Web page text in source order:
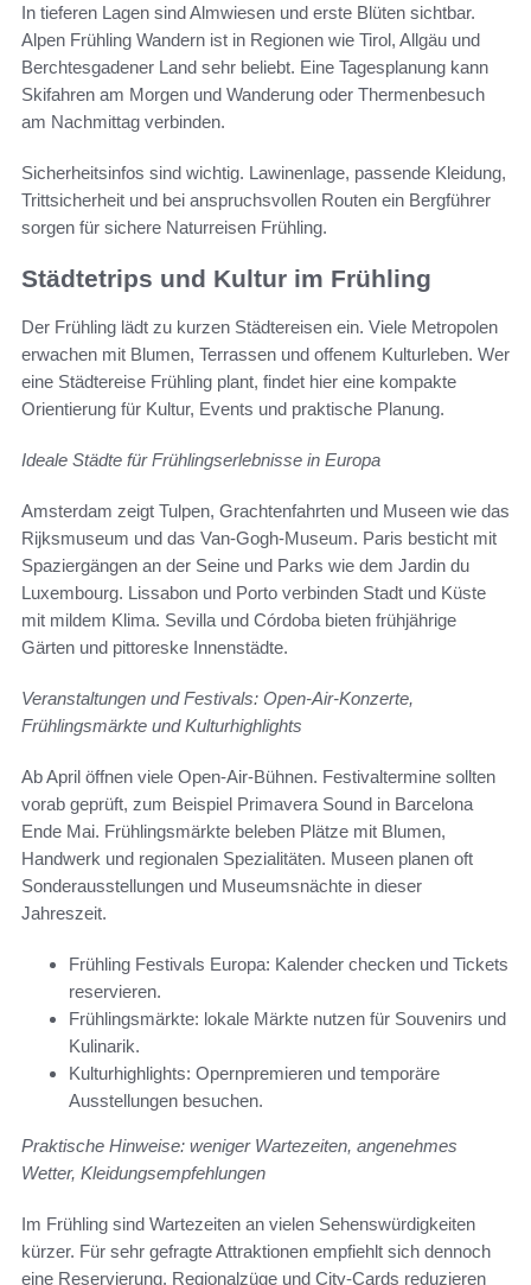
In tieferen Lagen sind Almwiesen und erste Blüten sichtbar.
Alpen Frühling Wandern ist in Regionen wie Tirol, Allgäu und
Berchtesgadener Land sehr beliebt. Eine Tagesplanung kann
Skifahren am Morgen und Wanderung oder Thermenbesuch
am Nachmittag verbinden.
Sicherheitsinfos sind wichtig. Lawinenlage, passende Kleidung,
Trittsicherheit und bei anspruchsvollen Routen ein Bergführer
sorgen für sichere Naturreisen Frühling.
Städtetrips und Kultur im Frühling
Der Frühling lädt zu kurzen Städtereisen ein. Viele Metropolen
erwachen mit Blumen, Terrassen und offenem Kulturleben. Wer
eine Städtereise Frühling plant, findet hier eine kompakte
Orientierung für Kultur, Events und praktische Planung.
Ideale Städte für Frühlingserlebnisse in Europa
Amsterdam zeigt Tulpen, Grachtenfahrten und Museen wie das
Rijksmuseum und das Van-Gogh-Museum. Paris besticht mit
Spaziergängen an der Seine und Parks wie dem Jardin du
Luxembourg. Lissabon und Porto verbinden Stadt und Küste
mit mildem Klima. Sevilla und Córdoba bieten frühjährige
Gärten und pittoreske Innenstädte.
Veranstaltungen und Festivals: Open-Air-Konzerte,
Frühlingsmärkte und Kulturhighlights
Ab April öffnen viele Open-Air-Bühnen. Festivaltermine sollten
vorab geprüft, zum Beispiel Primavera Sound in Barcelona
Ende Mai. Frühlingsmärkte beleben Plätze mit Blumen,
Handwerk und regionalen Spezialitäten. Museen planen oft
Sonderausstellungen und Museumsnächte in dieser
Jahreszeit.
Frühling Festivals Europa: Kalender checken und Tickets
reservieren.
Frühlingsmärkte: lokale Märkte nutzen für Souvenirs und
Kulinarik.
Kulturhighlights: Opernpremieren und temporäre
Ausstellungen besuchen.
Praktische Hinweise: weniger Wartezeiten, angenehmes
Wetter, Kleidungsempfehlungen
Im Frühling sind Wartezeiten an vielen Sehenswürdigkeiten
kürzer. Für sehr gefragte Attraktionen empfiehlt sich dennoch
eine Reservierung. Regionalzüge und City-Cards reduzieren